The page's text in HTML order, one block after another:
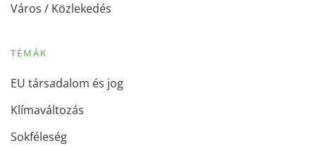
Város / Közlekedés
TÉMÁK
EU társadalom és jog
Klímaváltozás
Sokféleség